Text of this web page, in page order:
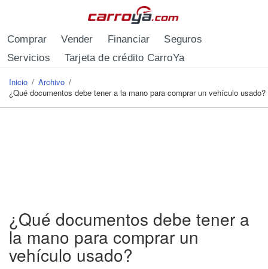
Comprar Vender Financiar
Seguros
Servicios
Tarjeta de crédito CarroYa
Se encuentra usted aquí
Inicio / Archivo /
¿Qué documentos debe tener a la mano para comprar un vehículo usado?
¿Qué documentos debe tener a
la mano para comprar un
vehículo usado?